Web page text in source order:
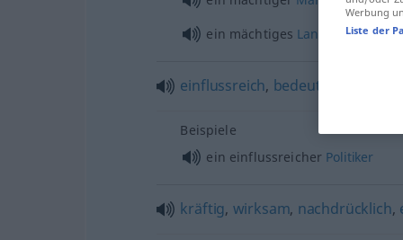
ein mächtiges Land
einflussreich, bedeutend
Beispiele
ein einflussreicher Politiker
kräftig, wirksam, nachdrücklich,
Werbung
Liste der